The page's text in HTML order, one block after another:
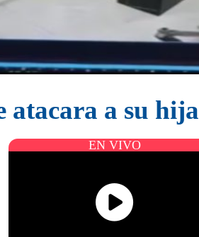
atacara a su hija
EN VIVO